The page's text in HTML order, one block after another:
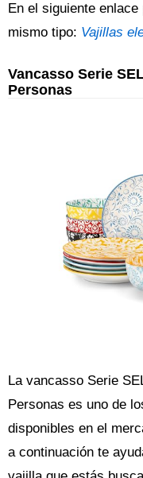
En el siguiente
mismo tipo: Vajillas
Vancasso Serie
Personas
La vancasso Serie
Personas es uno de
disponibles en el
a continuación te